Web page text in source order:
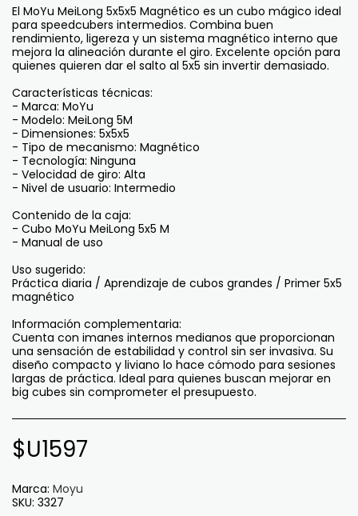
El MoYu MeiLong 5x5x5 Magnético es un cubo mágico ideal
para speedcubers intermedios. Combina buen
rendimiento, ligereza y un sistema magnético interno que
mejora la alineación durante el giro. Excelente opción para
quienes quieren dar el salto al 5x5 sin invertir demasiado.
Características técnicas:
- Marca: MoYu
- Modelo: MeiLong 5M
- Dimensiones: 5x5x5
- Tipo de mecanismo: Magnético
- Tecnología: Ninguna
- Velocidad de giro: Alta
- Nivel de usuario: Intermedio
Contenido de la caja:
- Cubo MoYu MeiLong 5x5 M
- Manual de uso
Uso sugerido:
Práctica diaria / Aprendizaje de cubos grandes / Primer 5x5
magnético
Información complementaria:
Cuenta con imanes internos medianos que proporcionan
una sensación de estabilidad y control sin ser invasiva. Su
diseño compacto y liviano lo hace cómodo para sesiones
largas de práctica. Ideal para quienes buscan mejorar en
big cubes sin comprometer el presupuesto.
$U1597
Marca: Moyu
SKU: 3327